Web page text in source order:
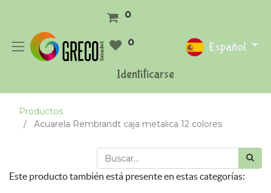
0
0
Identificarse
Español
Productos
Acuarela Rembrandt caja metalica 12 colores
Este producto también está presente en estas categorías: